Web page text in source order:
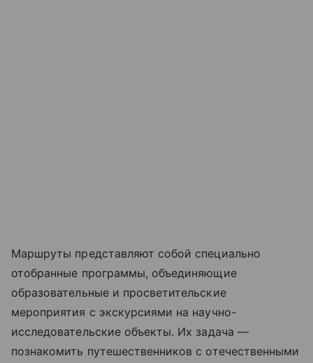
Маршруты представляют собой специально
отобранные программы, объединяющие
образовательные и просветительские
мероприятия с экскурсиями на научно-
исследовательские объекты. Их задача —
познакомить путешественников с отечественными